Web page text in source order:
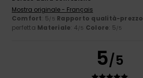
Mostra originale - Français
Comfort: 5/5 Rapporto qualità-prezzo
perfetta Materiale: 4/5 Colore: 5/5
5/5